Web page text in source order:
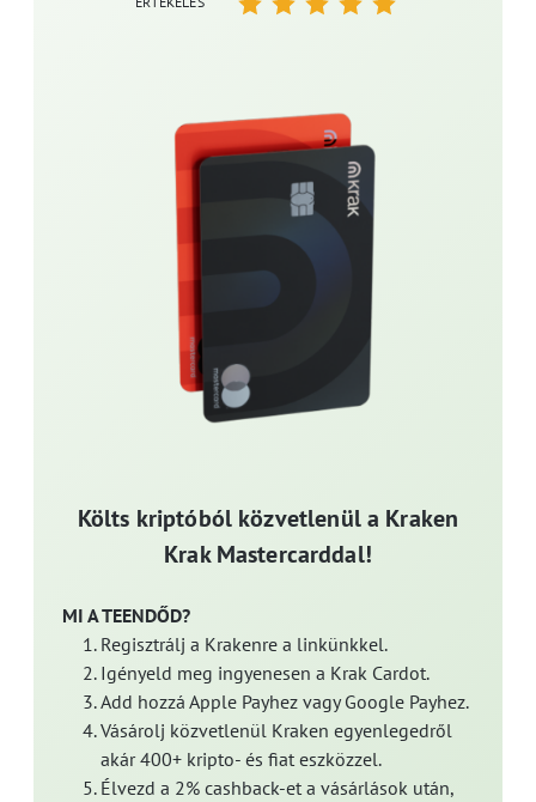
Költs kriptóból közvetlenül a Kraken
Krak Mastercarddal!
MI A TEENDŐD?
Regisztrálj a Krakenre a linkünkkel.
Igényeld meg ingyenesen a Krak Cardot.
Add hozzá Apple Payhez vagy Google Payhez.
Vásárolj közvetlenül Kraken egyenlegedről
akár 400+ kripto- és fiat eszközzel.
Élvezd a 2% cashback-et a vásárlások után,